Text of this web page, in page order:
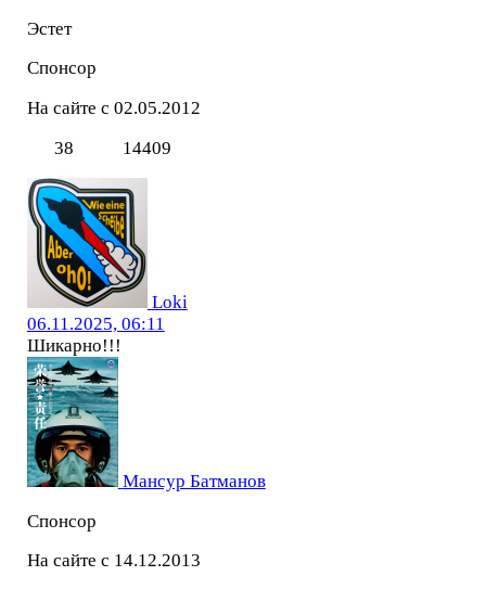
Эстет
Спонсор
На сайте с 02.05.2012
38
14409
Loki
06.11.2025, 06:11
Шикарно!!!
Мансур Батманов
Спонсор
На сайте с 14.12.2013